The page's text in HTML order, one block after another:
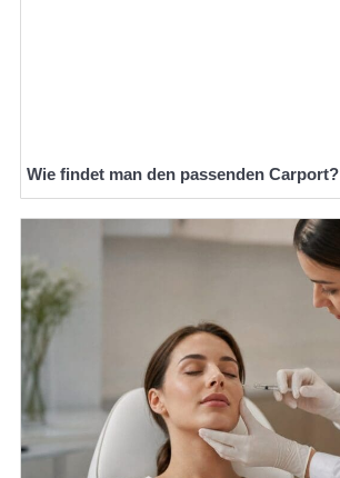
Wie findet man den passenden Carport?